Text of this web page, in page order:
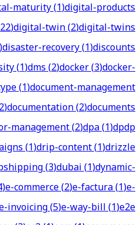
maturity(1)digital-products
22)digital-twin(2)digital-twins
)disaster-recovery(1)discounts
(1)dms(2)docker(3)docker-
(1)document-management
)documentation(2)documents
management(2)dpa(1)dpdp
(1)drip-content(1)drizzle
(3)dubai(1)dynamic-
)e-commerce(2)e-factura(1)e-
invoicing(5)e-way-bill(1)e2e